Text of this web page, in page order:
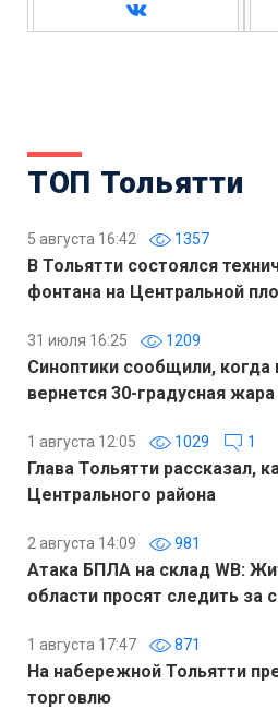
ТОП Тольятти
5 августа 16:42 1357
В Тольятти состоялся
фонтана на Центральной
31 июля 16:25 1209
Синоптики сообщили,
вернется 30-градусная жара
1 августа 12:05 1029 1
Глава Тольятти рассказал,
Центрального района
2 августа 14:09 981
Атака БПЛА на склад WB:
области просят следить за
1 августа 17:47 871
На набережной Тольятти
торговлю